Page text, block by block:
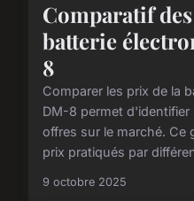
Comparatif
batterie
8
Comparer les prix de la
DM-8 permet d'identifier
offres sur le marché. Ce
prix pratiqués par
9 octobre 2025